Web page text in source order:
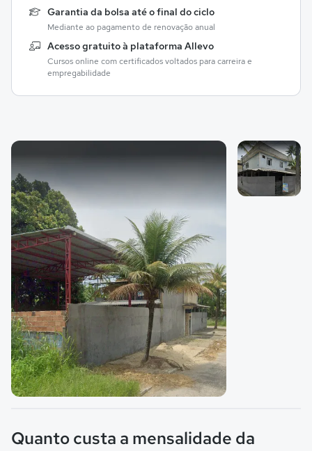
Garantia da bolsa até o final do ciclo
Mediante ao pagamento de renovação anual
Acesso gratuito à plataforma Allevo
Cursos online com certificados voltados para carreira e
empregabilidade
Galeria de imagem
Quanto custa a mensalidade da